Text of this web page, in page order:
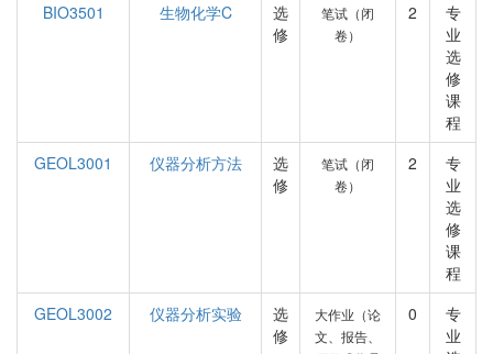
BIO3501
生物化学C
选
修
笔试（闭
卷）
2
专
业
选
修
课
程
GEOL3001
仪器分析方法
选
修
笔试（闭
卷）
2
专
业
选
修
课
程
GEOL3002
仪器分析实验
选
修
大作业（论
文、报告、
0
专
业